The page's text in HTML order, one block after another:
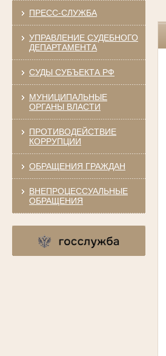
ПРЕСС-СЛУЖБА
УПРАВЛЕНИЕ СУДЕБНОГО
ДЕПАРТАМЕНТА
СУДЫ СУБЪЕКТА РФ
МУНИЦИПАЛЬНЫЕ
ОРГАНЫ ВЛАСТИ
ПРОТИВОДЕЙСТВИЕ
КОРРУПЦИИ
ОБРАЩЕНИЯ ГРАЖДАН
ВНЕПРОЦЕССУАЛЬНЫЕ
ОБРАЩЕНИЯ